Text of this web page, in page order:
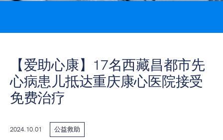
【爱助心康】17名西藏昌都市先
心病患儿抵达重庆康心医院接受
免费治疗
2024.10.01 公益救助